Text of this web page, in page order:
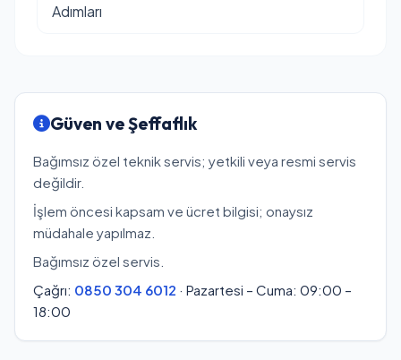
Adımları
Güven ve Şeffaflık
Bağımsız özel teknik servis; yetkili veya resmi servis
değildir.
İşlem öncesi kapsam ve ücret bilgisi; onaysız
müdahale yapılmaz.
Bağımsız özel servis.
Çağrı: 0850 304 6012 · Pazartesi – Cuma: 09:00 –
18:00